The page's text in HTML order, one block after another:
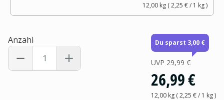
12,00 kg(2,25 €/ 1 kg)
Anzahl Du sparst 3,00 €
UVP 29,99 €
26,99 €
12,00 kg(2,25 €/ 1 kg)